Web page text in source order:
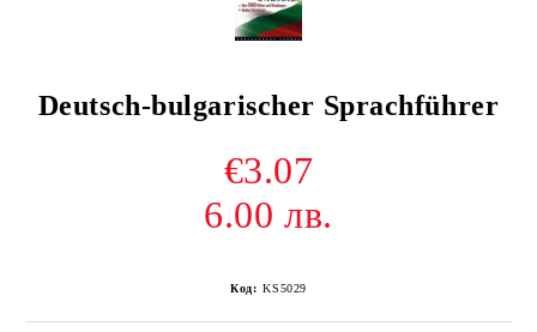
Deutsch-bulgarischer Sprachführer
€3.07
6.00 лв.
Код: KS5029